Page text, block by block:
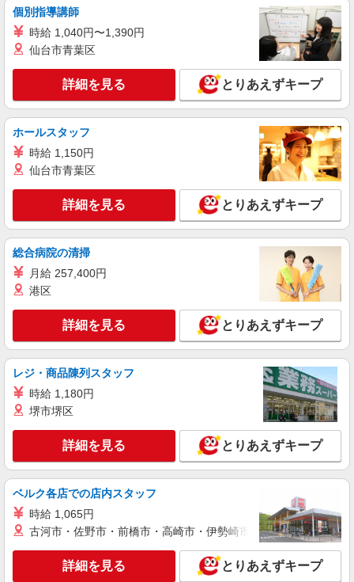
の場合… 時給1500円×8h×20日 =月収約240,000円
静岡県浜松市中央区高丘北1-66-10
キープ 詳細を見る
株式会社日東フルライン
自動販売機補充を行うルート配送の横乗りスタ
時給1300円 ※交通費支給あり（社内規定あ
り）
静岡県浜松市中央区高丘北1-66-10
キープ 詳細を見る
アルバイト
そらまめ腎・泌尿器科クリニック
人工透析患者さんの送迎運転手
時給1,100円 ★その他手当あり（月8,000円）
静岡県浜松市中央区葵東2-15-16
詳細を見る
株式会社シンエンス
電動車いす・電動カートのサービスエンジニア
■月給：216,640円〜295,956円 【内訳】 基本
給183,000円〜255,000円 固定残業代33,640円〜
45,956円を含む/月 ※固定残業代制 超過分別途支
給 ※固定残業代の相当時間：25.0時間/月 ■賞与実
績:評価に応じて2〜3ヵ月分支給
【大阪本社】大阪府東大阪市 【福岡営業所】
福岡県大野城市 【関東支店】埼玉県戸田市 【千葉
営業所】千葉県千葉市稲毛区 【静岡営業所】静岡
県浜松市東区 【中部支店】愛知県小牧市 【南東北
個別指導講師
時給 1,040円〜1,390円
仙台市青葉区
詳細を見る とりあえずキープ
ホールスタッフ
時給 1,150円
仙台市青葉区
詳細を見る とりあえずキープ
総合病院の清掃
月給 257,400円
港区
詳細を見る とりあえずキープ
レジ・商品陳列スタッフ
時給 1,180円
堺市堺区
詳細を見る とりあえずキープ
ベルク各店での店内スタッフ
時給 1,065円
古河市・佐野市・前橋市・高崎市・伊勢崎市・太田市・館林市
詳細を見る とりあえずキープ